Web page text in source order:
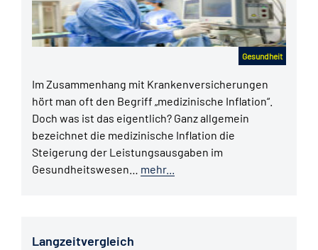
Gesundheit
Im Zusammenhang mit Krankenversicherungen
hört man oft den Begriff „medizinische Inflation“.
Doch was ist das eigentlich? Ganz allgemein
bezeichnet die medizinische Inflation die
Steigerung der Leistungsausgaben im
Gesundheitswesen… mehr...
Langzeitvergleich